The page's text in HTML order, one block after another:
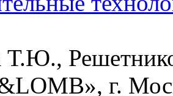
Т.Ю.,
г.